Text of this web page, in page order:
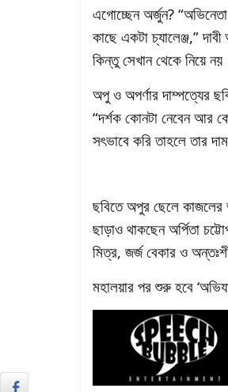
এগোচ্ছেন অর্জুন?
কাছে একটা চ্যালেঞ্জ,”
কিন্তু সেখান থেকে নিয়ে
অপু ও অপর্ণার দাম্পত্যের
“দর্শক কোনটা নেবেন আর
সৎভাবে করি তাহলে তার
ছবিতে অপুর ছেলে কাজলের
ছাড়াও থাকছেন অর্পিতা
মিত্র, জর্জ বেকার ও
মহালয়ার পর শুরু হবে